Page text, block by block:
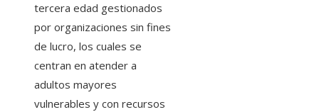
tercera edad gestionados
por organizaciones sin fines
de lucro, los cuales se
centran en atender a
adultos mayores
vulnerables y con recursos